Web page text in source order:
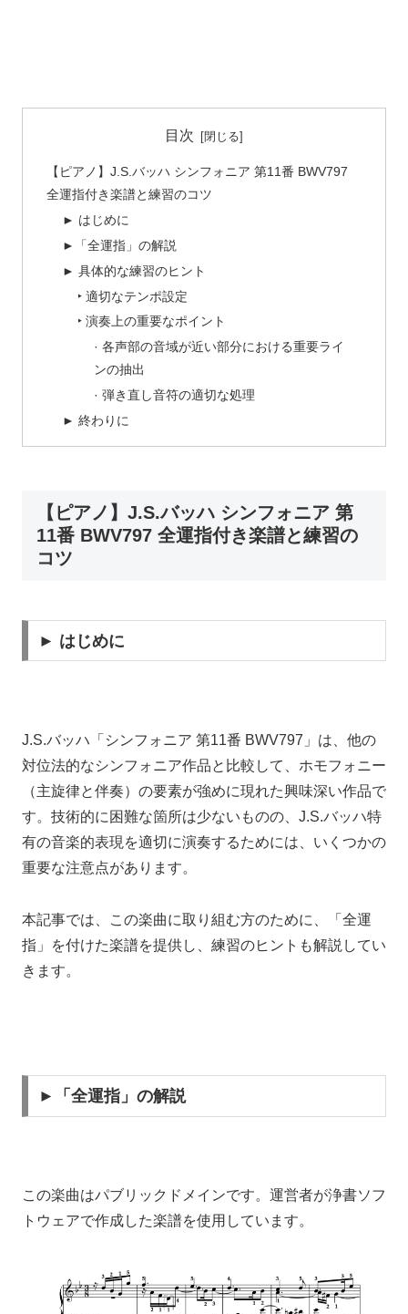
目次
【ピアノ】J.S.バッハ シンフォニア 第11番 BWV797
全運指付き楽譜と練習のコツ
► はじめに
►「全運指」の解説
► 具体的な練習のヒント
‣ 適切なテンポ設定
‣ 演奏上の重要なポイント
· 各声部の音域が近い部分における重要ライ
ンの抽出
· 弾き直し音符の適切な処理
► 終わりに
【ピアノ】J.S.バッハ シンフォニア 第
11番 BWV797 全運指付き楽譜と練習の
コツ
► はじめに
J.S.バッハ「シンフォニア 第11番 BWV797」は、他の
対位法的なシンフォニア作品と比較して、ホモフォニー
（主旋律と伴奏）の要素が強めに現れた興味深い作品で
す。技術的に困難な箇所は少ないものの、J.S.バッハ特
有の音楽的表現を適切に演奏するためには、いくつかの
重要な注意点があります。
本記事では、この楽曲に取り組む方のために、「全運
指」を付けた楽譜を提供し、練習のヒントも解説してい
きます。
►「全運指」の解説
この楽曲はパブリックドメインです。運営者が浄書ソフ
トウェアで作成した楽譜を使用しています。